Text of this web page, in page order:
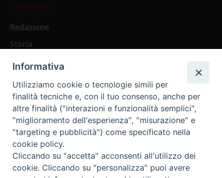
L’editoriale
Redazione
Storia
Abbonamenti
Abbonamento Annuale Digitale
Abbonamento Annuale Cartaceo
Abbonamento Singola Copia Digitale
Informativa
Utilizziamo cookie o tecnologie simili per
finalità tecniche e, con il tuo consenso, anche per
altre finalità ("interazioni e funzionalità semplici",
"miglioramento dell'esperienza", "misurazione" e
"targeting e pubblicità") come specificato nella
cookie policy.
Cliccando su "accetta" acconsenti all'utilizzo dei
cookie. Cliccando su "personalizza" puoi avere